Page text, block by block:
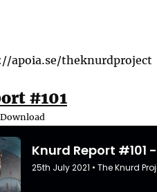
apoia.se/theknurdproject
#101
Download